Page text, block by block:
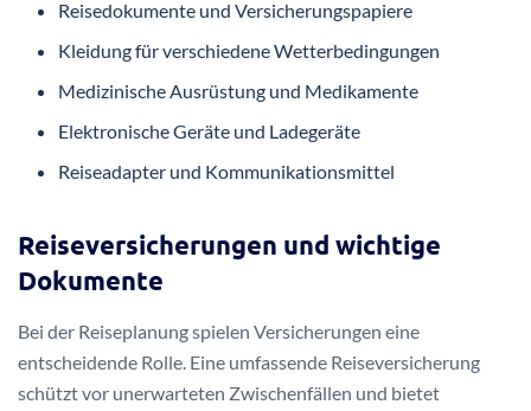
Reisedokumente und Versicherungspapiere
Kleidung für verschiedene Wetterbedingungen
Medizinische Ausrüstung und Medikamente
Elektronische Geräte und Ladegeräte
Reiseadapter und Kommunikationsmittel
Reiseversicherungen und wichtige
Dokumente
Bei der Reiseplanung spielen Versicherungen eine
entscheidende Rolle. Eine umfassende Reiseversicherung
schützt vor unerwarteten Zwischenfällen und bietet